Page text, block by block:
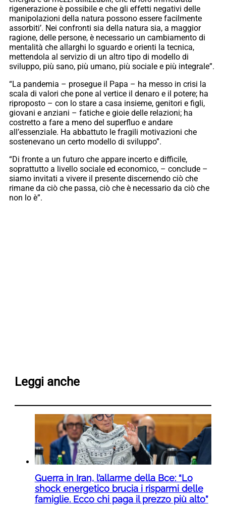
rigenerazione è possibile e che gli effetti negativi delle
manipolazioni della natura possono essere facilmente
assorbiti’. Nei confronti sia della natura sia, a maggior
ragione, delle persone, è necessario un cambiamento di
mentalità che allarghi lo sguardo e orienti la tecnica,
mettendola al servizio di un altro tipo di modello di
sviluppo, più sano, più umano, più sociale e più integrale”.
“La pandemia – prosegue il Papa – ha messo in crisi la
scala di valori che pone al vertice il denaro e il potere; ha
riproposto – con lo stare a casa insieme, genitori e figli,
giovani e anziani – fatiche e gioie delle relazioni; ha
costretto a fare a meno del superfluo e andare
all’essenziale. Ha abbattuto le fragili motivazioni che
sostenevano un certo modello di sviluppo”.
“Di fronte a un futuro che appare incerto e difficile,
soprattutto a livello sociale ed economico, – conclude –
siamo invitati a vivere il presente discernendo ciò che
rimane da ciò che passa, ciò che è necessario da ciò che
non lo è”.
Leggi anche
Guerra in Iran, l’allarme della Bce: “Lo
shock energetico brucia i risparmi delle
famiglie. Ecco chi paga il prezzo più alto”